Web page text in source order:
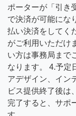
ポーターが「引き
で決済が可能にな
払い決済をしてく
がご利用いただけ
い方は事務局まで
なります。 4.予定
アデザイン、イン
ビス提供終了後は
完了すると、サポ